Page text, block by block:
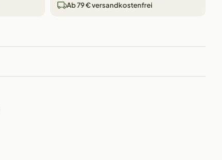
Ab 79 € versandkostenfrei